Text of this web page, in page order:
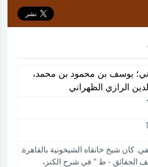
يوسف بن محمود بن محمد،
الرازي الظهراني
كان شيخ خانقاه الشيخونية بالقاهرة.
الحقائق - ط " في شرح الكنز،